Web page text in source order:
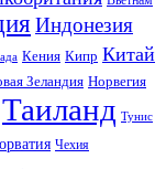
Индонезия
Кения Кипр Китай
Зеландия Норвегия
Таиланд Тунис
Чехия